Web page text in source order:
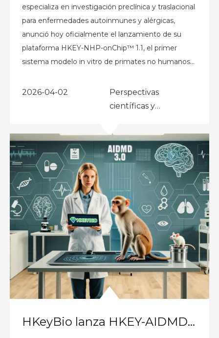
especializa en investigación preclínica y traslacional
para enfermedades autoinmunes y alérgicas,
anunció hoy oficialmente el lanzamiento de su
plataforma HKEY-NHP-onChip™ 1.1, el primer
sistema modelo in vitro de primates no humanos
autoinmunes y alérgicas.
2026-04-02
Perspectivas
científicas y
HKeyBio lanza HKEY-AIDMD 3.0, una plataforma de próxima generación para resolver el desafío más difícil en el desarrollo de fármacos autoinmunes y para alergias: optimización de estrategias de combinación de múltiples objetivos